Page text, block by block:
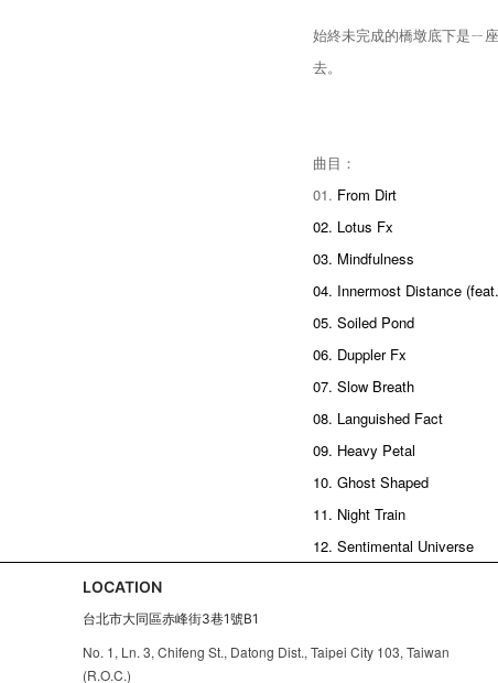
始終未完成的橋墩底下是ㄧ
去。
曲目：
01. From Dirt
02. Lotus Fx
03. Mindfulness
04. Innermost Distance
05. Soiled Pond
06. Duppler Fx
07. Slow Breath
08. Languished Fact
09. Heavy Petal
10. Ghost Shaped
11. Night Train
12. Sentimental Universe
LOCATION
台北市大同區赤峰街3巷1號B1
No. 1, Ln. 3, Chifeng St., Datong Dist., Taipei City 103, Taiwan
(R.O.C.)